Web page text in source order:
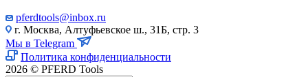
pferdtools@inbox.ru
г. Москва, Алтуфьевское ш., 31Б, стр. 3
Мы в Telegram
Политика конфиденциальности
2026 © PFERD Tools